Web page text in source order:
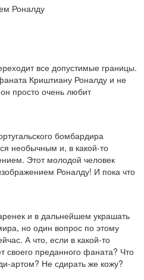
все допустимые границы.
Криштиану Роналду и не
просто очень любит
бомбардира
необычным и, в какой-то
Этот молодой человек
Роналду! И пока что
и в дальнейшем украшать
но один вопрос по этому
А что, если в какой-то
своего преданного фаната? Что
артом? Не сдирать же кожу?